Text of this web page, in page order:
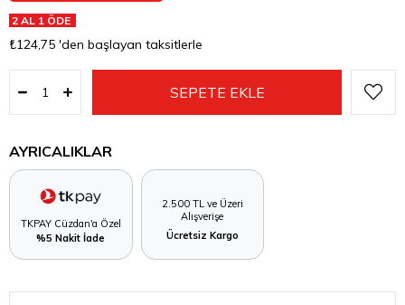
2 AL 1 ÖDE
₺124,75 'den başlayan taksitlerle
AYRICALIKLAR
TKPAY Cüzdan'a Özel
%5 Nakit İade
2.500 TL ve Üzeri
Alışverişe
Ücretsiz Kargo